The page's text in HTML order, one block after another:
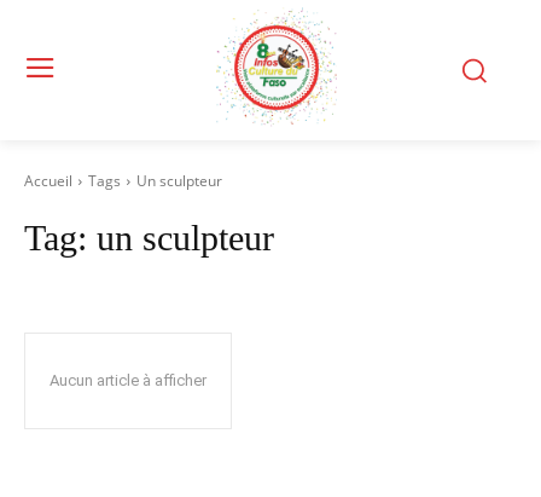
Accueil Tags Un sculpteur
Tag: un sculpteur
Aucun article à afficher